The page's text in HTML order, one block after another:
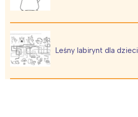
Leśny labirynt dla dzieci